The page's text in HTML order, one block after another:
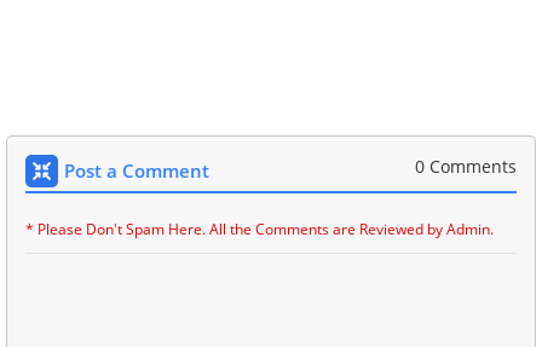
Post a Comment 0 Comments
* Please Don't Spam Here. All the Comments are Reviewed by Admin.